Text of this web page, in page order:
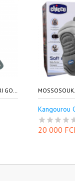
ÉTABLISSEMENT KONORI GOURIA EKG
Kangourou
20 000